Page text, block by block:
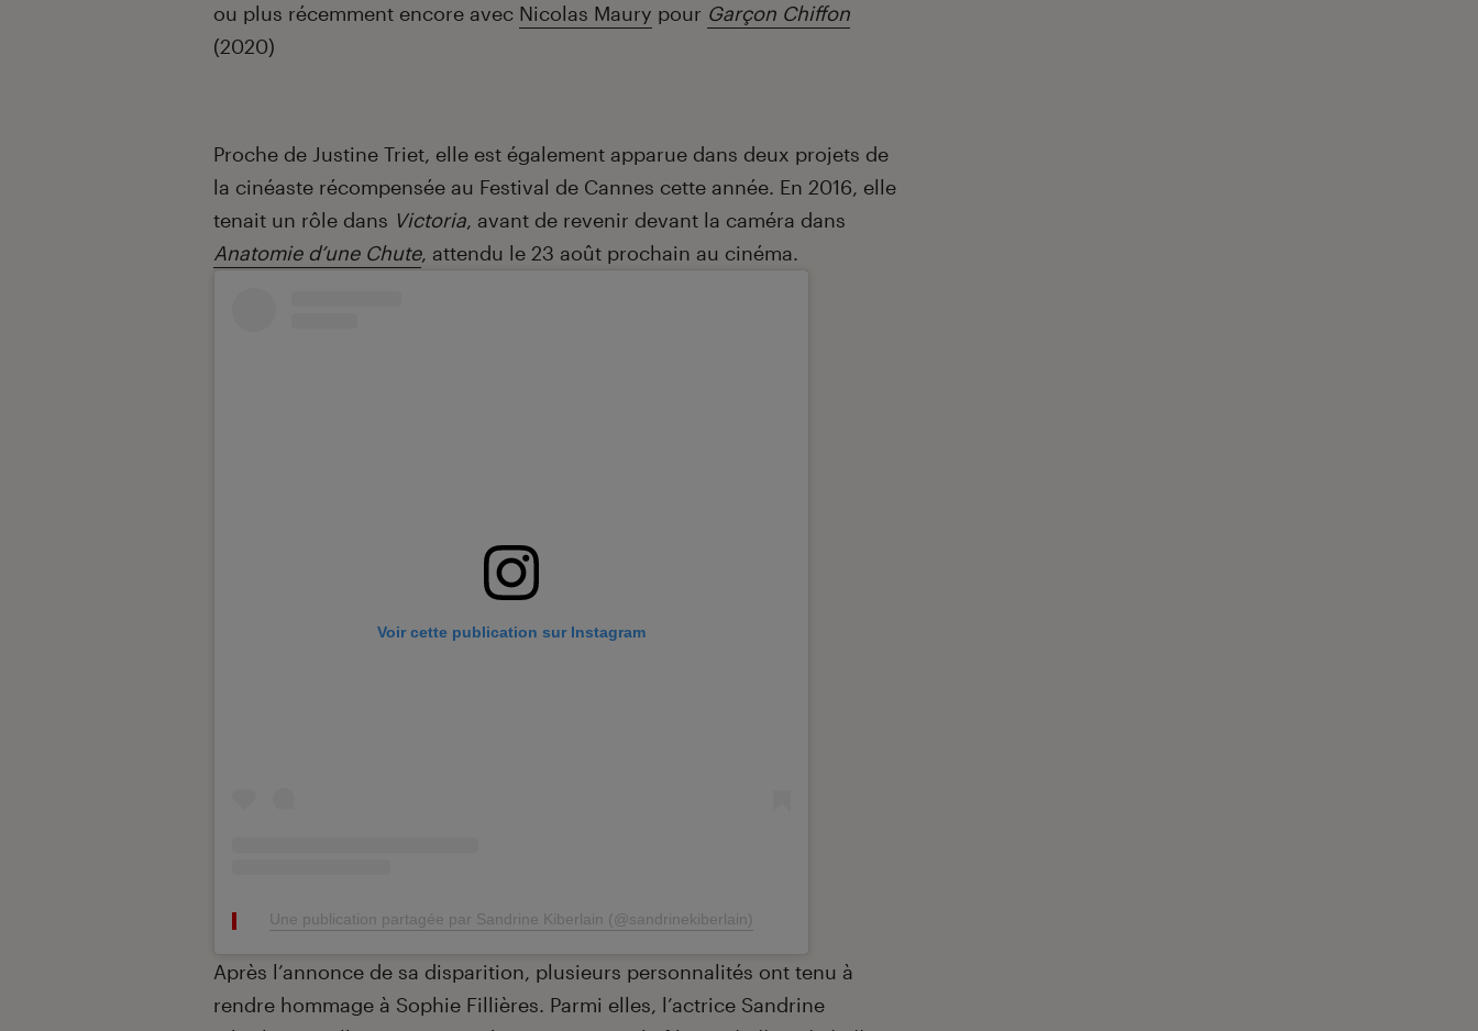
ou plus récemment encore avec Nicolas Maury pour Garçon Chiffon
(2020)
Proche de Justine Triet, elle est également apparue dans deux projets de
la cinéaste récompensée au Festival de Cannes cette année. En 2016, elle
tenait un rôle dans Victoria, avant de revenir devant la caméra dans
Anatomie d’une Chute, attendu le 23 août prochain au cinéma.
Voir cette publication sur Instagram
Une publication partagée par Sandrine Kiberlain (@sandrinekiberlain)
Après l’annonce de sa disparition, plusieurs personnalités ont tenu à
rendre hommage à Sophie Fillières. Parmi elles, l’actrice Sandrine